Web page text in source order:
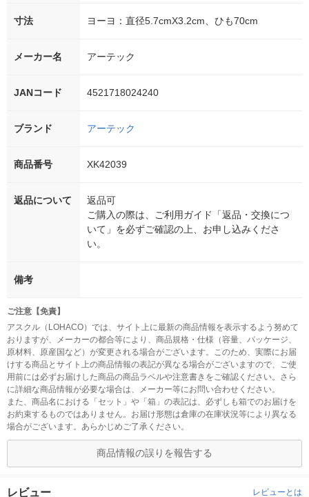
寸法 ヨーヨ：直径5.7cmX3.2cm、ひも70cm
メーカー名 アーテック
JANコード 4521718024240
ブランド アーテック
商品番号 XK42039
返品について
返品可
ご購入の際は、ご利用ガイド「返品・交換につ
いて」を必ずご確認の上、お申し込みくださ
い。
備考
ご注意【免責】
アスクル（LOHACO）では、サイト上に最新の商品情報を表示するよう努めて
おりますが、メーカーの都合等により、商品規格・仕様（容量、パッケージ、
原材料、原産国など）が変更される場合がございます。このため、実際にお届
けする商品とサイト上の商品情報の表記が異なる場合がございますので、ご使
用前には必ずお届けした商品の商品ラベルや注意書きをご確認ください。さら
に詳細な商品情報が必要な場合は、メーカー等にお問い合わせください。
また、商品名における「セット」や「箱」の表記は、必ずしも箱でのお届けを
お約束するものではありません。お届け形態は倉庫の在庫状況等により異なる
場合がございます。あらかじめご了承ください。
商品情報の誤りを報告する
レビュー レビューとは